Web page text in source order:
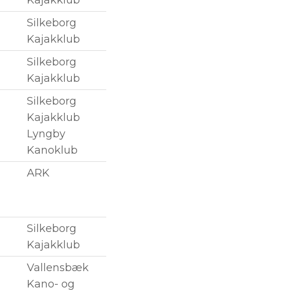
Silkeborg
Kajakklub
Silkeborg
Kajakklub
Silkeborg
Kajakklub
Lyngby
Kanoklub
ARK
Silkeborg
Kajakklub
Vallensbæk
Kano- og